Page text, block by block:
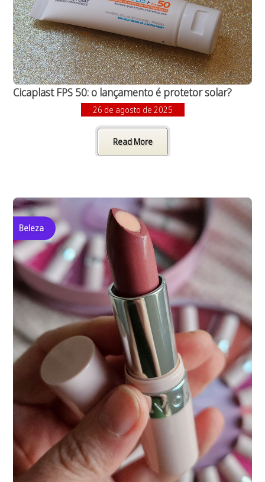
Cicaplast FPS 50: o lançamento é protetor solar?
26 de agosto de 2025
Read More
Beleza